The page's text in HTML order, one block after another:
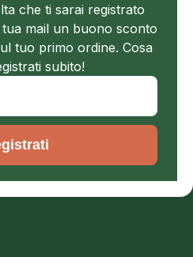
che ti sarai registrato
mail un buono sconto
tuo primo ordine. Cosa
subito!